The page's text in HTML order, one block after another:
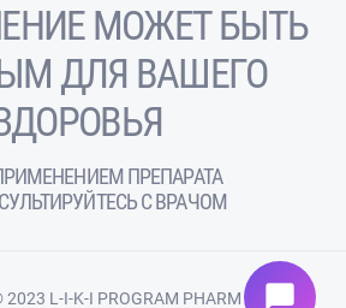
МОЖЕТ БЫТЬ
ДЛЯ ВАШЕГО
ПРЕПАРАТА
С ВРАЧОМ
L-I-K-I PROGRAM PHARM chat_bubble